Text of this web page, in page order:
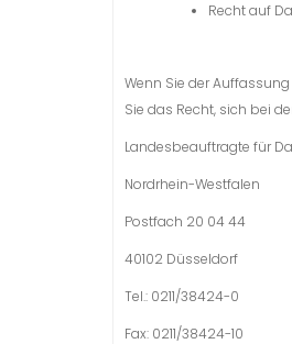
Recht auf
Wenn Sie der
Sie das Recht, sich bei
Landesbeauftragte für
Nordrhein-Westfalen
Postfach 20 04 44
40102 Düsseldorf
Tel.: 0211/38424-0
Fax: 0211/38424-10